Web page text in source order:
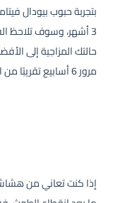
3 أشهر، وسوف تلاحظ
حالتك المزاجية إلى
مرور 6 أسابيع تقريبًا من الالتزام بتناول الفيتامين.
إذا كنت تعاني من